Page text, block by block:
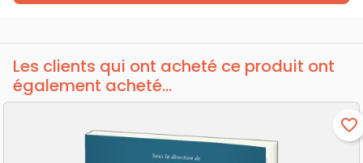
Les clients qui ont acheté ce produit ont
également acheté...
favorite_border